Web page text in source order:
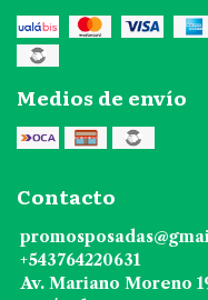
Medios de envío
Contacto
+543764220631
Av. Mariano Moreno